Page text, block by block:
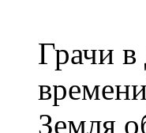
Грачи в
Земля